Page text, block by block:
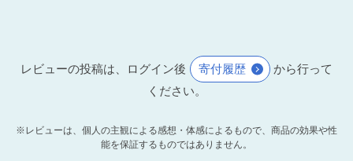
レビューの投稿は、ログイン後 寄付履歴
から行って
ください。
※レビューは、個人の主観による感想・体感によるもので、商品の効果や性
能を保証するものではありません。